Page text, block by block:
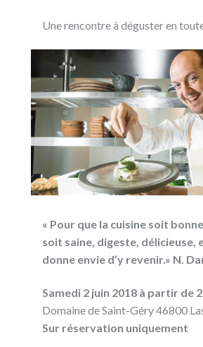
Une rencontre à déguster en
« Pour que la cuisine soit
soit saine, digeste, délicieuse,
donne envie d’y revenir.» N.
Samedi 2 juin 2018 à partir de
Domaine de Saint-Géry 46800
Sur réservation uniquement